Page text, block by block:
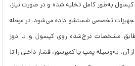
به‌طور کامل تخلیه شده و در صورت نیاز،
تجهیزات تخصصی شستشو داده می‌شود. در مرحله
مشخصات درج‌شده روی کپسول و با دوز
به‌وسیله پمپ یا کمپرسور، فشار داخلی را تا